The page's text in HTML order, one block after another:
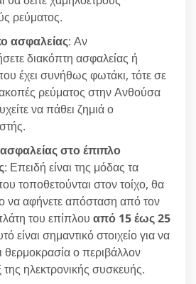
ρεύματος.
ασφαλείας: Αν
διακόπτη ασφαλείας ή
έχει συνήθως φωτάκι, τότε σε
ρεύματος στην Ανθούσα
να πάθει ζημιά ο
στο έπιπλο
: Επειδή είναι της μόδας τα
τοποθετούνται στον τοίχο, θα
να αφήνετε απόσταση από τον
του επίπλου από 15 έως 25
είναι σημαντικό στοιχείο για να
θερμοκρασία ο περιβάλλον
ηλεκτρονικής συσκευής.